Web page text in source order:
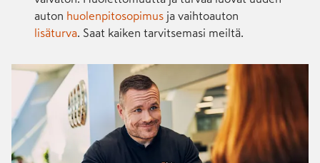
auton huolenpitosopimus ja vaihtoauton
lisäturva . Saat kaiken tarvitsemasi meiltä.